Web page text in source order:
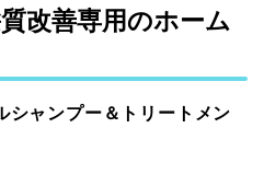
改善専用のホーム
シャンプー＆トリートメン